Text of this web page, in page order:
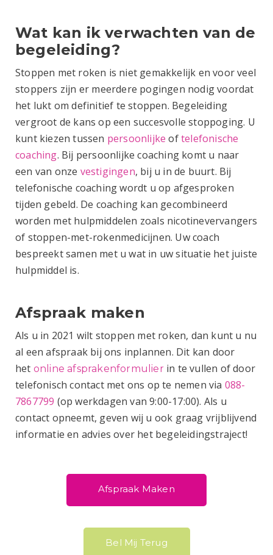
Wat kan ik verwachten van de
begeleiding?
Stoppen met roken is niet gemakkelijk en voor veel
stoppers zijn er meerdere pogingen nodig voordat
het lukt om definitief te stoppen. Begeleiding
vergroot de kans op een succesvolle stoppoging. U
kunt kiezen tussen persoonlijke oftelefonische
coaching. Bij persoonlijke coaching komt u naar
een van onze vestigingen, bij u in de buurt. Bij
telefonische coaching wordt u op afgesproken
tijden gebeld. De coaching kan gecombineerd
worden met hulpmiddelen zoals nicotinevervangers
of stoppen-met-rokenmedicijnen. Uw coach
bespreekt samen met u wat in uw situatie het juiste
hulpmiddel is.
Afspraak maken
Als u in 2021 wilt stoppen met roken, dan kunt u nu
al een afspraak bij ons inplannen. Dit kan door
het online afsprakenformulier in te vullen of door
telefonisch contact met ons op te nemen via 088-
7867799 (op werkdagen van 9:00-17:00). Als u
contact opneemt, geven wij u ook graag vrijblijvend
informatie en advies over het begeleidingstraject!
Afspraak Maken
Bel Mij Terug